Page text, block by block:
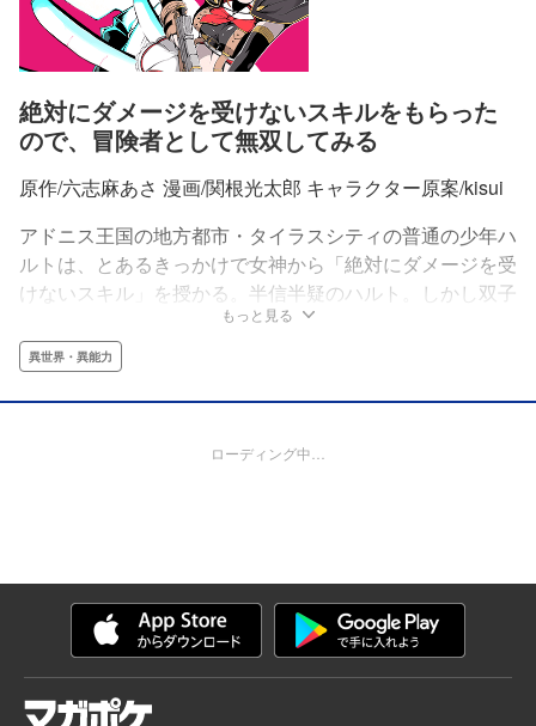
絶対にダメージを受けないスキルをもらった
ので、冒険者として無双してみる
原作/六志麻あさ 漫画/関根光太郎 キャラクター原案/kisui
アドニス王国の地方都市・タイラスシティの普通の少年ハ
ルトは、とあるきっかけで女神から「絶対にダメージを受
けないスキル」を授かる。半信半疑のハルト。しかし双子
の冒険者姉妹・リリスとアリスと出会ったことで、その歩
む道は大きく変わり始めるのだった。人も魔も、あらゆる
ものを無双する冒険者として―――!!
もっと見る
異世界・異能力
ローディング中…